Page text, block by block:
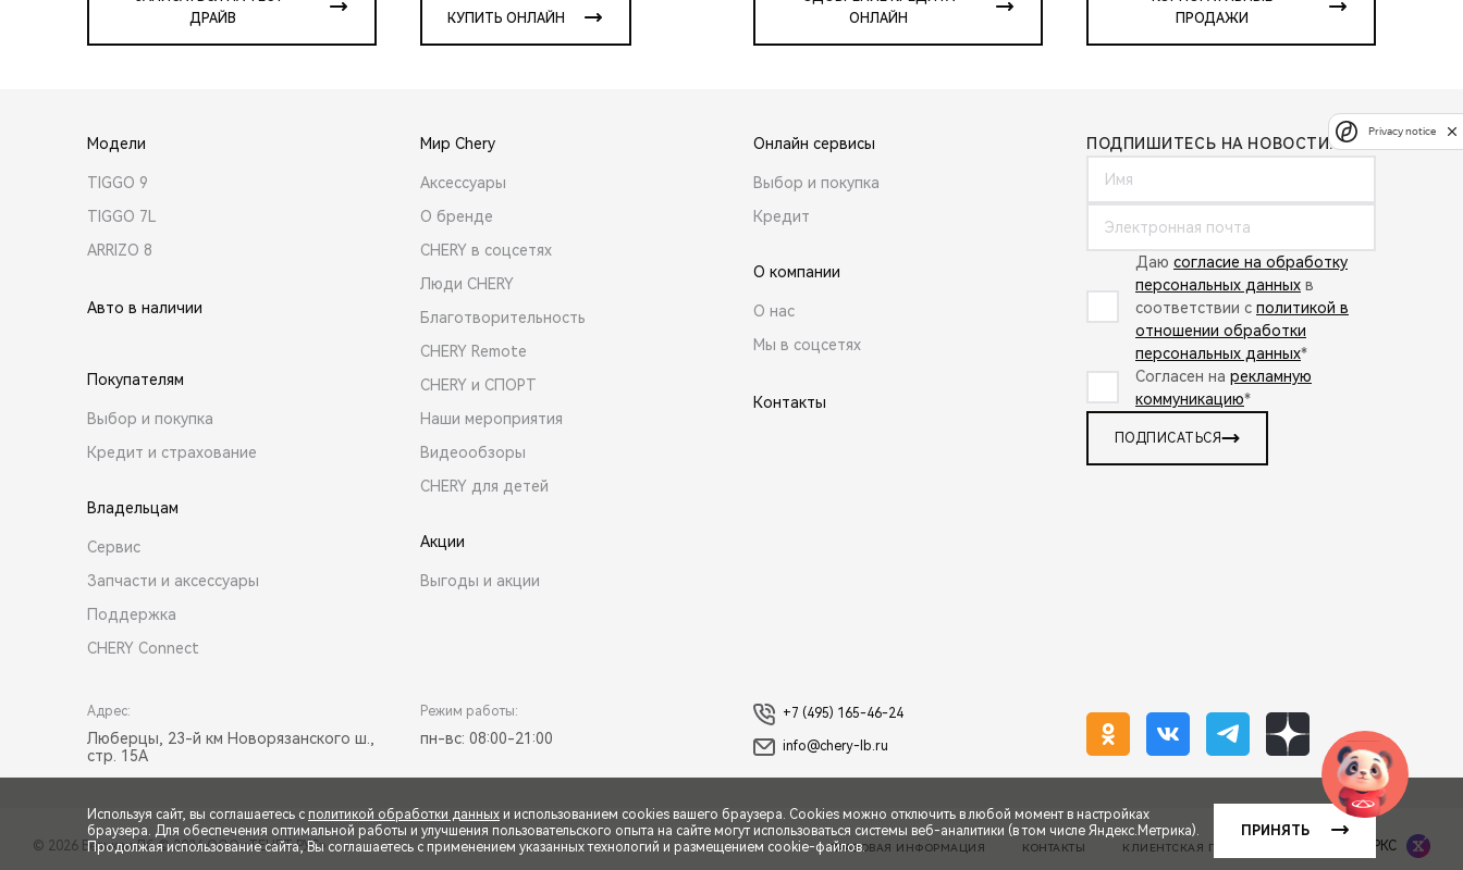
ДРАЙВ
КУПИТЬ ОНЛАЙН
ОНЛАЙН
ПРОДАЖИ
Модели
TIGGO 9
TIGGO 7L
ARRIZO 8
Авто в наличии
Покупателям
Выбор и покупка
Кредит и страхование
Владельцам
Сервис
Запчасти и аксессуары
Поддержка
CHERY Connect
Мир Chery
Аксессуары
О бренде
CHERY в соцсетях
Люди CHERY
Благотворительность
CHERY Remote
CHERY и СПОРТ
Наши мероприятия
Видеообзоры
CHERY для детей
Акции
Выгоды и акции
Онлайн сервисы
Выбор и покупка
Кредит
О компании
О нас
Мы в соцсетях
Контакты
ПОДПИШИТЕСЬ НА НОВОСТИ:
Даю согласие на обработку
персональных данных в
соответствии с политикой в
отношении обработки
персональных данных*
Согласен на рекламную
коммуникацию*
ПОДПИСАТЬСЯ
Адрес:
Люберцы, 23-й км Новорязанского ш.,
стр. 15А
Режим работы:
пн-вс: 08:00-21:00
+7 (495) 165-46-24
info@chery-lb.ru
© 2026 Великан Лб © 2026 ООО «ТЕНЕТ РУС» ПРАВОВАЯ ИНФОРМАЦИЯ КОНТАКТЫ КЛИЕНТСКАЯ ПОДДЕРЖКА Сделано в ПЕРКС
Используя сайт, вы соглашаетесь с политикой обработки данных и использованием cookies вашего браузера. Cookies можно отключить в любой момент в настройках
браузера. Для обеспечения оптимальной работы и улучшения пользовательского опыта на сайте могут использоваться системы веб-аналитики (в том числе Яндекс.Метрика).
Продолжая использование сайта, Вы соглашаетесь с применением указанных технологий и размещением cookie-файлов.
ПРИНЯТЬ
Privacy notice